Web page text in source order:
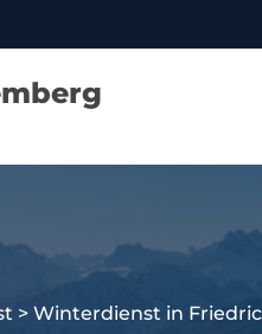
> Winterdienst in